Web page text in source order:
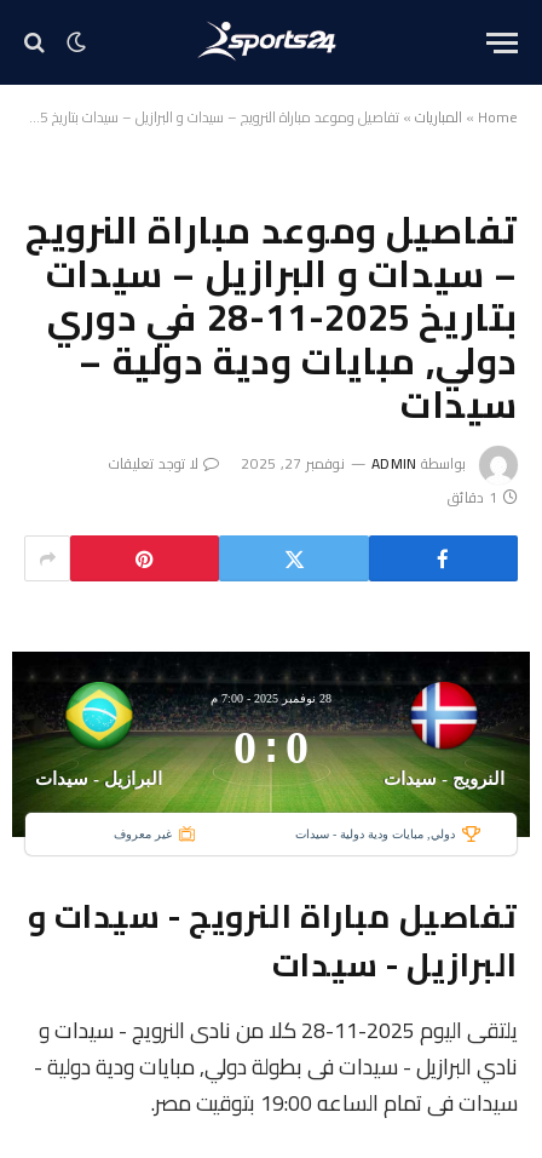
Home
» المباريات»تفاصيل وموعد مباراة النرويج – سيدات و البرازيل – سيدات بتاريخ 2025-11-28 في دوري دولي, مبايات ودية دولية – سيدات
تفاصيل وموعد مباراة النرويج
– سيدات و البرازيل – سيدات
بتاريخ 2025-11-28 في دوري
دولي, مبايات ودية دولية –
سيدات
بواسطة ADMIN نوفمبر 27, 2025
لا توجد تعليقات
1 دقائق
النرويج - سيدات
28 نوفمبر 2025 - 7:00 م
0
:
0
البرازيل - سيدات
دولي, مبايات ودية دولية - سيدات غير معروف
تفاصيل مباراة النرويج - سيدات و
البرازيل - سيدات
يلتقى اليوم 2025-11-28 كلا من نادى النرويج - سيدات و
نادي البرازيل - سيدات فى بطولة دولي, مبايات ودية دولية -
سيدات فى تمام الساعه 19:00 بتوقيت مصر.